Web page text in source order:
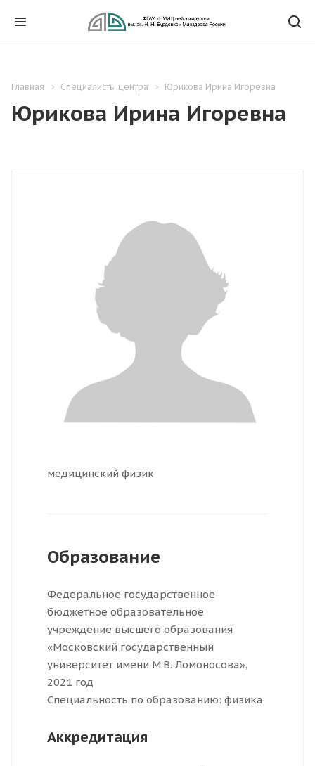
Главная Специалисты центра Юрикова Ирина Игоревна
Юрикова Ирина Игоревна
медицинский физик
Образование
Федеральное государственное
бюджетное образовательное
учреждение высшего образования
«Московский государственный
университет имени М.В. Ломоносова»,
2021 год
Специальность по образованию: физика
Аккредитация